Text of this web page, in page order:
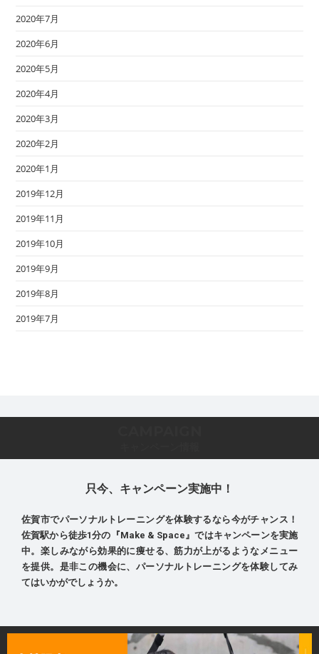
2020年7月
2020年6月
2020年5月
2020年4月
2020年3月
2020年2月
2020年1月
2019年12月
2019年11月
2019年10月
2019年9月
2019年8月
2019年7月
只今、キャンペーン実施中！
佐賀市でパーソナルトレーニングを体験するなら今がチャンス！
佐賀駅から徒歩1分の『Make & Space』ではキャンペーンを実施
中。楽しみながら効果的に痩せる、筋力が上がるようなメニュー
を提供。是非この機会に、パーソナルトレーニングを体験してみ
てはいかがでしょうか。